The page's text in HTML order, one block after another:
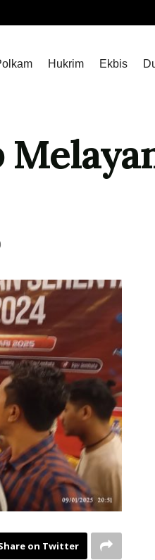
Hukrim Ekbis
on Twitter